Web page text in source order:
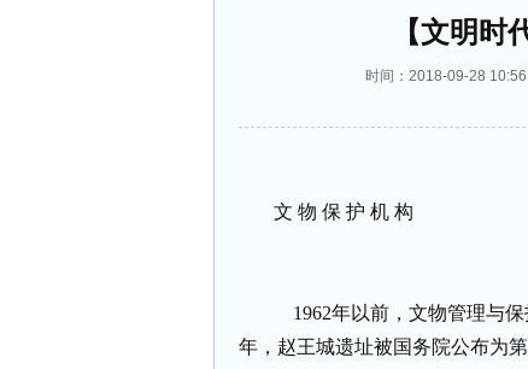
【文明时
时间：2018-09-28
文 物 保 护 机 构
1962年以前，文物管理与
年，赵王城遗址被国务院公布为